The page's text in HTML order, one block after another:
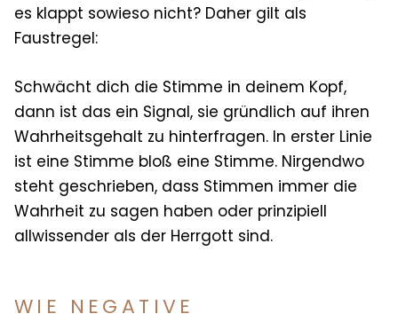
es klappt sowieso nicht? Daher gilt als
Faustregel:
Schwächt dich die Stimme in deinem Kopf,
dann ist das ein Signal, sie gründlich auf ihren
Wahrheitsgehalt zu hinterfragen. In erster Linie
ist eine Stimme bloß eine Stimme. Nirgendwo
steht geschrieben, dass Stimmen immer die
Wahrheit zu sagen haben oder prinzipiell
allwissender als der Herrgott sind.
WIE NEGATIVE